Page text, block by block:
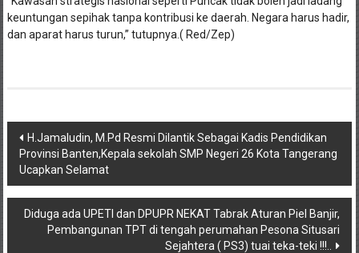
keuntungan sepihak tanpa kontribusi ke daerah. Negara harus hadir,
dan aparat harus turun,” tutupnya.( Red/Zep)
Navigasi
pos
H.Jamaludin, M.Pd Resmi Dilantik Sebagai Kadis Pendidikan
Provinsi Banten,Kepala sekolah SMP Negeri 26 Kota Tangerang
Ucapkan Selamat
Diduga ada UPETI dan DPUPR NEKAT Tabrak Aturan Piel Banjir,
Pembangunan TPT di tengah perumahan Pesona Situsari
Sejahtera ( PS3) tuai teka-teki !!!..